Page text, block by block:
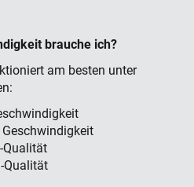
brauche ich?
am besten unter
Qualität
Qualität